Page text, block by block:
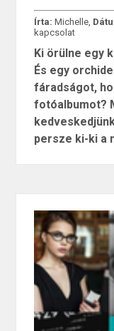
Írta: Michelle,
kapcsolat
Ki örülne egy
És egy
fáradságot,
fotóalbumot?
persze ki-ki a